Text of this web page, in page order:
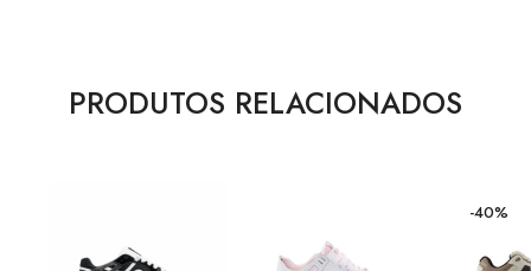
PRODUTOS RELACIONADOS
-40%